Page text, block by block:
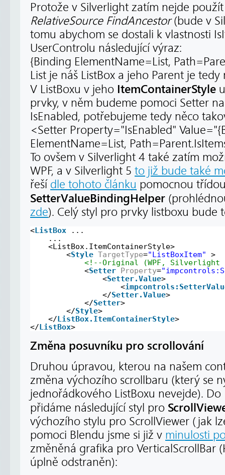
Protože v Silverlight zatím nejde
RelativeSource FindAncestor(bude v
tomu abychom se dostali k vlastnosti
UserControlu následující výraz:
{Binding ElementName=List,
List je náš ListBox a jeho Parent je tedy
V ListBoxu v jeho ItemContainerStyle
prvky, v něm budeme pomoci Setter
IsEnabled, potřebujeme tedy něco
<Setter Property="IsEnabled"
ElementName=List,
To ovšem v Silverlight 4 také zatím
WPF, a v Silverlight 5 to již bude také
řeší dle tohoto článku pomocnou
SetterValueBindingHelper
zde). Celý styl pro prvky listboxu bude
<ListBox
...
...
<ListBox.ItemContainerStyle>
<Style TargetType="ListBoxItem"
>
<!--Original (WPF, Silverlight
<Setter Property=
<Setter.Value>
<
</Setter.Value>
</Setter>
</Style>
</ListBox.ItemContainerStyle>
</ListBox>
Změna posuvníku pro scrollování
Druhou úpravou, kterou na našem
změna výchozího scrollbaru (který se
jednořádkového ListBoxu nevejde). Do
přidáme následující styl pro
výchozího stylu pro ScrollViewer (jak
pomoci Blendu jsme si již v minulosti
změněná grafika pro VerticalScrollBar
úplně odstraněn):